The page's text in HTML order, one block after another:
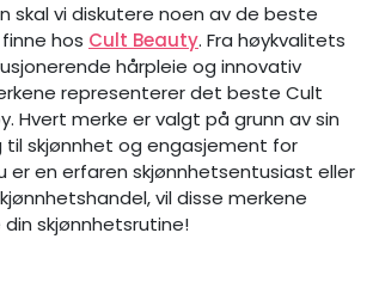
skal vi diskutere noen av de beste
hos Cult Beauty. Fra høykvalitets
hårpleie og innovativ
representerer det beste Cult
Hvert merke er valgt på grunn av sin
skjønnhet og engasjement for
er en erfaren skjønnhetsentusiast eller
vil disse merkene
skjønnhetsrutine!